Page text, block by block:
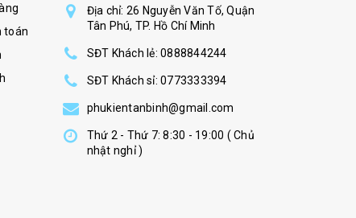
toán
Địa chỉ: 26 Nguyễn Văn Tố, Quận
Tân Phú, TP. Hồ Chí Minh
SĐT Khách lẻ: 0888844244
SĐT Khách sỉ: 0773333394
phukientanbinh@gmail.com
Thứ 2 - Thứ 7: 8:30 - 19:00 ( Chủ
nhật nghỉ )